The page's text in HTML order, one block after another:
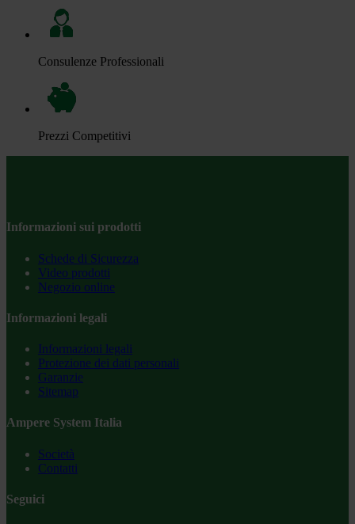
Consulenze Professionali
Prezzi Competitivi
Informazioni sui prodotti
Schede di Sicurezza
Video prodotti
Negozio online
Informazioni legali
Informazioni legali
Protezione dei dati personali
Garanzie
Sitemap
Ampere System Italia
Società
Contatti
Seguici